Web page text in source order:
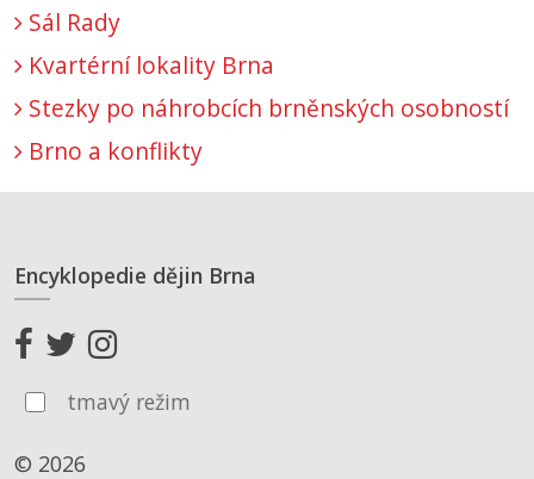
Sál Rady
Kvartérní lokality Brna
Stezky po náhrobcích brněnských osobností
Brno a konflikty
Encyklopedie dějin Brna
tmavý režim
© 2026